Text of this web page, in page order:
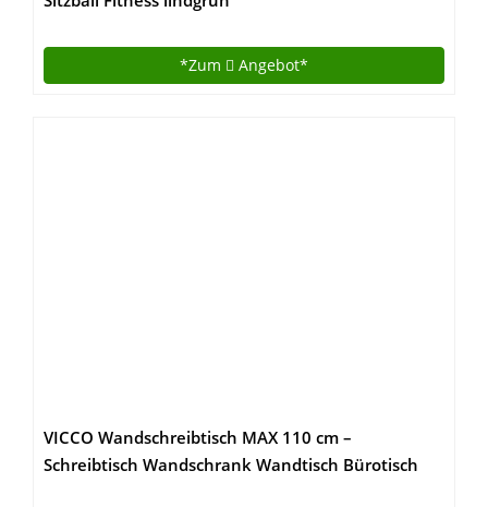
*Zum Angebot*
VICCO Wandschreibtisch MAX 110 cm –
Schreibtisch Wandschrank Wandtisch Bürotisch